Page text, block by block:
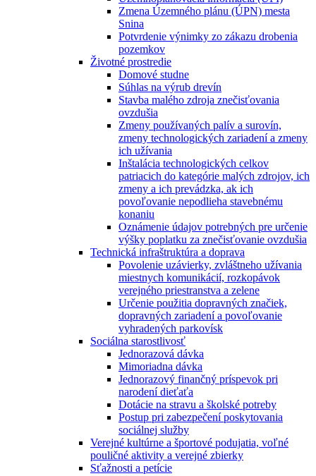
Zmena Územného plánu (ÚPN) mesta
Snina
Potvrdenie výnimky zo zákazu drobenia
pozemkov
Životné prostredie
Domové studne
Súhlas na výrub drevín
Stavba malého zdroja znečisťovania
ovzdušia
Zmeny používaných palív a surovín,
zmeny technologických zariadení a zmeny
ich užívania
Inštalácia technologických celkov
patriacich do kategórie malých zdrojov, ich
zmeny a ich prevádzka, ak ich
povoľovanie nepodlieha stavebnému
konaniu
Oznámenie údajov potrebných pre určenie
výšky poplatku za znečisťovanie ovzdušia
Technická infraštruktúra a doprava
Povolenie uzávierky, zvláštneho užívania
miestnych komunikácií, rozkopávok
verejného priestranstva a zelene
Určenie použitia dopravných značiek,
dopravných zariadení a povoľovanie
vyhradených parkovísk
Sociálna starostlivosť
Jednorazová dávka
Mimoriadna dávka
Jednorazový finančný príspevok pri
narodení dieťaťa
Dotácie na stravu a školské potreby
Postup pri zabezpečení poskytovania
sociálnej služby
Verejné kultúrne a športové podujatia, voľné
pouličné aktivity a verejné zbierky
Sťažnosti a petície